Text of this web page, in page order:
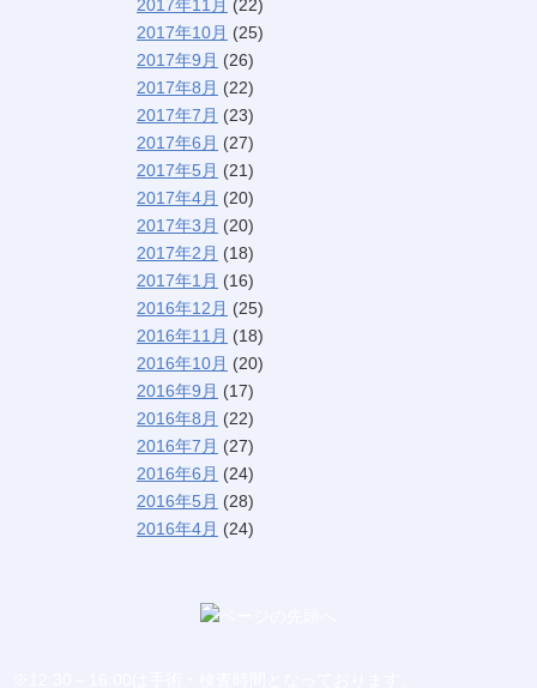
2017年11月 (22)
2017年10月 (25)
2017年9月 (26)
2017年8月 (22)
2017年7月 (23)
2017年6月 (27)
2017年5月 (21)
2017年4月 (20)
2017年3月 (20)
2017年2月 (18)
2017年1月 (16)
2016年12月 (25)
2016年11月 (18)
2016年10月 (20)
2016年9月 (17)
2016年8月 (22)
2016年7月 (27)
2016年6月 (24)
2016年5月 (28)
2016年4月 (24)